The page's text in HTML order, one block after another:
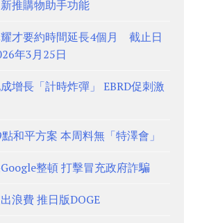
推購物助手功能
才要約時間延長4個月 截止日
年3月25日
增長「計時炸彈」 EBRD促刺激
和平方案 本周料無「特澤會」
整頓 打擊冒充政府詐騙
浪費 推日版DOGE